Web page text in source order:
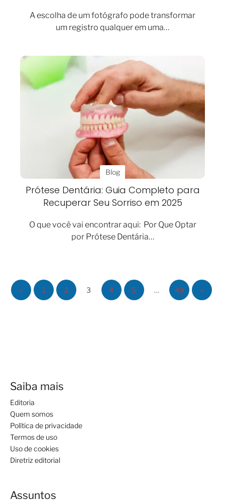
A escolha de um fotógrafo pode transformar
um registro qualquer em uma…
Blog
Prótese Dentária: Guia Completo para
Recuperar Seu Sorriso em 2025
O que você vai encontrar aqui: Por Que Optar
por Prótese Dentária…
« 1 2 3 4 5 … 49 »
Saiba mais
Editoria
Quem somos
Política de privacidade
Termos de uso
Uso de cookies
Diretriz editorial
Assuntos